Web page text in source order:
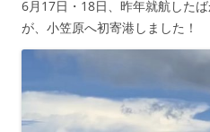
6月17日・18日、昨年就航した
が、小笠原へ初寄港しました！